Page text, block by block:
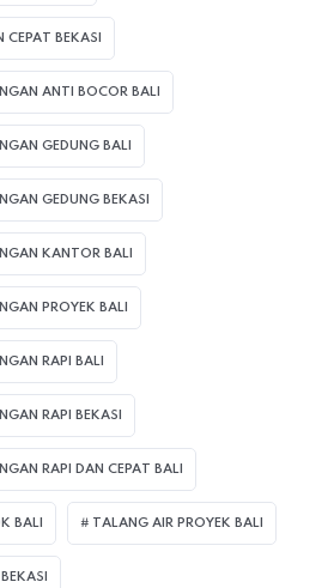
BEKASI
ANTI BOCOR BALI
GEDUNG BALI
GEDUNG BEKASI
KANTOR BALI
PROYEK BALI
RAPI BALI
RAPI BEKASI
RAPI DAN CEPAT BALI
BALI TALANG AIR PROYEK BALI